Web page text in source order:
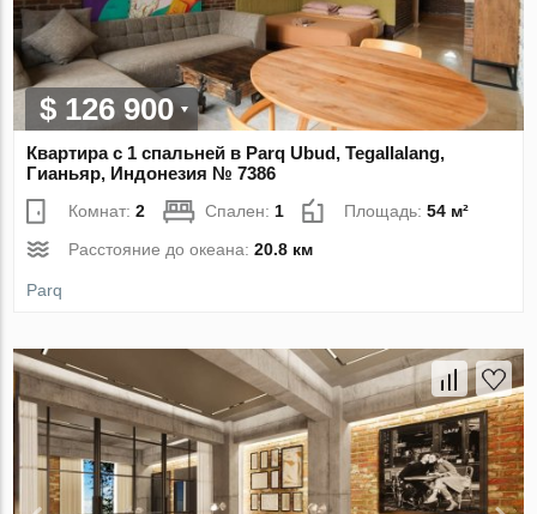
$ 126 900
Квартира с 1 спальней в Parq Ubud, Tegallalang,
Гианьяр, Индонезия № 7386
Комнат:2 Спален: 1 Площадь:54 м²
Расстояние до океана:20.8 км
Parq